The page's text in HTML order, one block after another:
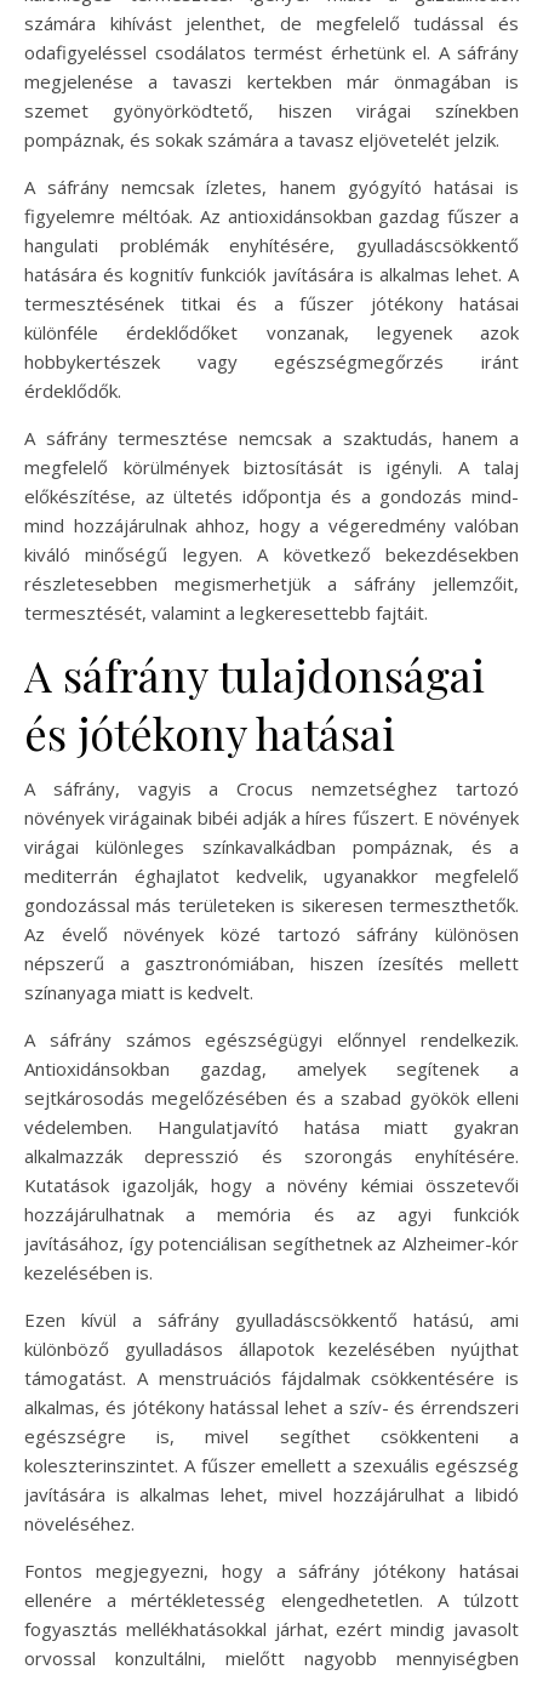
számára kihívást jelenthet, de megfelelő tudással és
odafigyeléssel csodálatos termést érhetünk el. A sáfrány
megjelenése a tavaszi kertekben már önmagában is
szemet gyönyörködtető, hiszen virágai színekben
pompáznak, és sokak számára a tavasz eljövetelét jelzik.
A sáfrány nemcsak ízletes, hanem gyógyító hatásai is
figyelemre méltóak. Az antioxidánsokban gazdag fűszer a
hangulati problémák enyhítésére, gyulladáscsökkentő
hatására és kognitív funkciók javítására is alkalmas lehet. A
termesztésének titkai és a fűszer jótékony hatásai
különféle érdeklődőket vonzanak, legyenek azok
hobbykertészek vagy egészségmegőrzés iránt
érdeklődők.
A sáfrány termesztése nemcsak a szaktudás, hanem a
megfelelő körülmények biztosítását is igényli. A talaj
előkészítése, az ültetés időpontja és a gondozás mind-
mind hozzájárulnak ahhoz, hogy a végeredmény valóban
kiváló minőségű legyen. A következő bekezdésekben
részletesebben megismerhetjük a sáfrány jellemzőit,
termesztését, valamint a legkeresettebb fajtáit.
A sáfrány tulajdonságai
és jótékony hatásai
A sáfrány, vagyis a Crocus nemzetséghez tartozó
növények virágainak bibéi adják a híres fűszert. E növények
virágai különleges színkavalkádban pompáznak, és a
mediterrán éghajlatot kedvelik, ugyanakkor megfelelő
gondozással más területeken is sikeresen termeszthetők.
Az évelő növények közé tartozó sáfrány különösen
népszerű a gasztronómiában, hiszen ízesítés mellett
színanyaga miatt is kedvelt.
A sáfrány számos egészségügyi előnnyel rendelkezik.
Antioxidánsokban gazdag, amelyek segítenek a
sejtkárosodás megelőzésében és a szabad gyökök elleni
védelemben. Hangulatjavító hatása miatt gyakran
alkalmazzák depresszió és szorongás enyhítésére.
Kutatások igazolják, hogy a növény kémiai összetevői
hozzájárulhatnak a memória és az agyi funkciók
javításához, így potenciálisan segíthetnek az Alzheimer-kór
kezelésében is.
Ezen kívül a sáfrány gyulladáscsökkentő hatású, ami
különböző gyulladásos állapotok kezelésében nyújthat
támogatást. A menstruációs fájdalmak csökkentésére is
alkalmas, és jótékony hatással lehet a szív- és érrendszeri
egészségre is, mivel segíthet csökkenteni a
koleszterinszintet. A fűszer emellett a szexuális egészség
javítására is alkalmas lehet, mivel hozzájárulhat a libidó
növeléséhez.
Fontos megjegyezni, hogy a sáfrány jótékony hatásai
ellenére a mértékletesség elengedhetetlen. A túlzott
fogyasztás mellékhatásokkal járhat, ezért mindig javasolt
orvossal konzultálni, mielőtt nagyobb mennyiségben